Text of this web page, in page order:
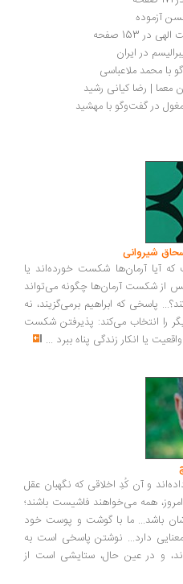
ایران
ملاعباسی
رضا کیانی رشید
پایداری هویت ایرانی زیر سیطره مغول در گفت‌وگو با مهشید
شکست خورده‌اند یا
آرمان‌ها چگونه می‌تواند
که ابراهیم برمی‌گزیند، نه
می‌کند: پذیرفتن شکست
انکار زندگی پناه ببرد...
آن کُدِ اخلاقی که نگهبان عقل
می‌خواهند فاشیست باشند؛
ما با گوشت و پوست خود
نوشتن پاسخی است به
در عین حال، ستایشی است از